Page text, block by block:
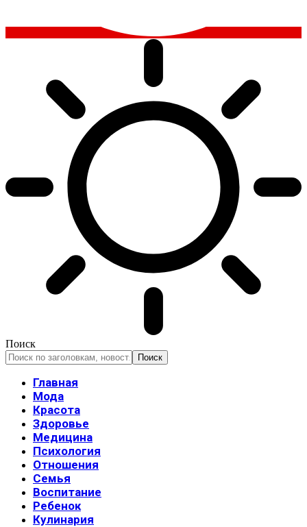
Поиск
Главная
Мода
Красота
Здоровье
Медицина
Психология
Отношения
Семья
Воспитание
Ребенок
Кулинария